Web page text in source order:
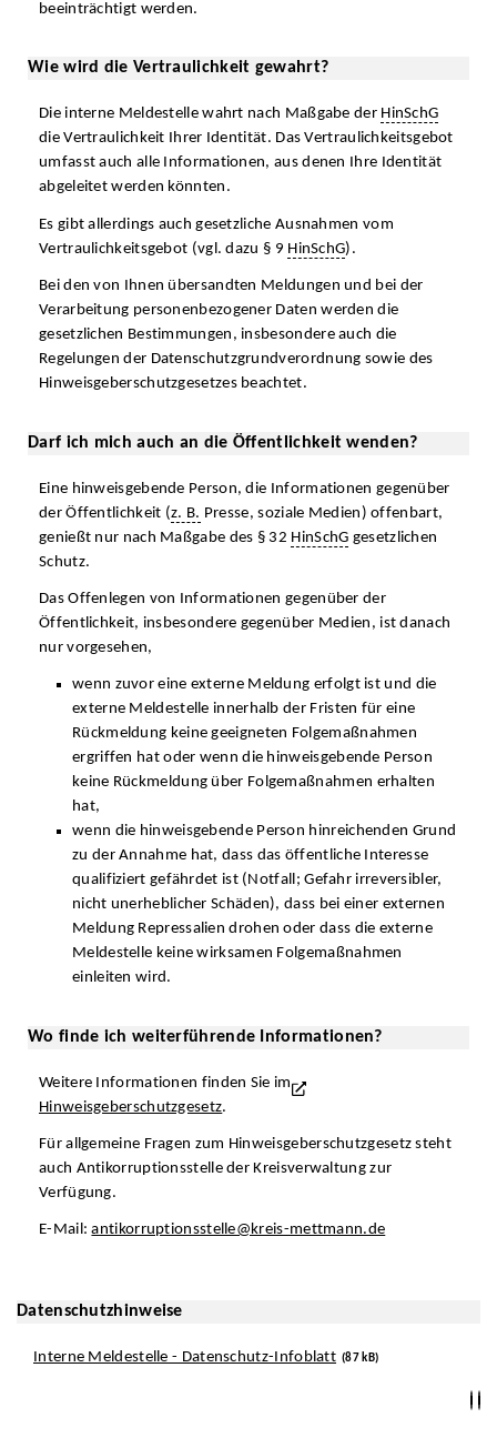
beeinträchtigt werden.
Wie wird die Vertraulichkeit gewahrt?
Die interne Meldestelle wahrt nach Maßgabe der HinSchG
die Vertraulichkeit Ihrer Identität. Das Vertraulichkeitsgebot
umfasst auch alle Informationen, aus denen Ihre Identität
abgeleitet werden könnten.
Es gibt allerdings auch gesetzliche Ausnahmen vom
Vertraulichkeitsgebot (vgl. dazu § 9 HinSchG).
Bei den von Ihnen übersandten Meldungen und bei der
Verarbeitung personenbezogener Daten werden die
gesetzlichen Bestimmungen, insbesondere auch die
Regelungen der Datenschutzgrundverordnung sowie des
Hinweisgeberschutzgesetzes beachtet.
Darf ich mich auch an die Öffentlichkeit wenden?
Eine hinweisgebende Person, die Informationen gegenüber
der Öffentlichkeit (z. B. Presse, soziale Medien) offenbart,
genießt nur nach Maßgabe des § 32 HinSchG gesetzlichen
Schutz.
Das Offenlegen von Informationen gegenüber der
Öffentlichkeit, insbesondere gegenüber Medien, ist danach
nur vorgesehen,
wenn zuvor eine externe Meldung erfolgt ist und die
externe Meldestelle innerhalb der Fristen für eine
Rückmeldung keine geeigneten Folgemaßnahmen
ergriffen hat oder wenn die hinweisgebende Person
keine Rückmeldung über Folgemaßnahmen erhalten
hat,
wenn die hinweisgebende Person hinreichenden Grund
zu der Annahme hat, dass das öffentliche Interesse
qualifiziert gefährdet ist (Notfall; Gefahr irreversibler,
nicht unerheblicher Schäden), dass bei einer externen
Meldung Repressalien drohen oder dass die externe
Meldestelle keine wirksamen Folgemaßnahmen
einleiten wird.
Wo finde ich weiterführende Informationen?
Weitere Informationen finden Sie im
Hinweisgeberschutzgesetz.
Für allgemeine Fragen zum Hinweisgeberschutzgesetz steht
auch Antikorruptionsstelle der Kreisverwaltung zur
Verfügung.
E-Mail:antikorruptionsstelle@kreis-mettmann.de
Datenschutzhinweise
Interne Meldestelle - Datenschutz-Infoblatt (87 kB)